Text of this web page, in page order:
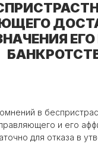
в
и его
для отказа в